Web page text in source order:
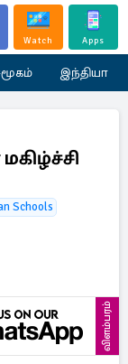
Watch Apps
இந்தியா
Schools
விளம்பரம்